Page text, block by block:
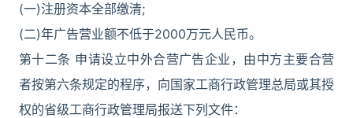
(一)注册资本全部缴清;
(二)年广告营业额不低于2000万元人民币。
第十二条 申请设立中外合营广告企业，由中方主要合营
者按第六条规定的程序，向国家工商行政管理总局或其授
权的省级工商行政管理局报送下列文件：